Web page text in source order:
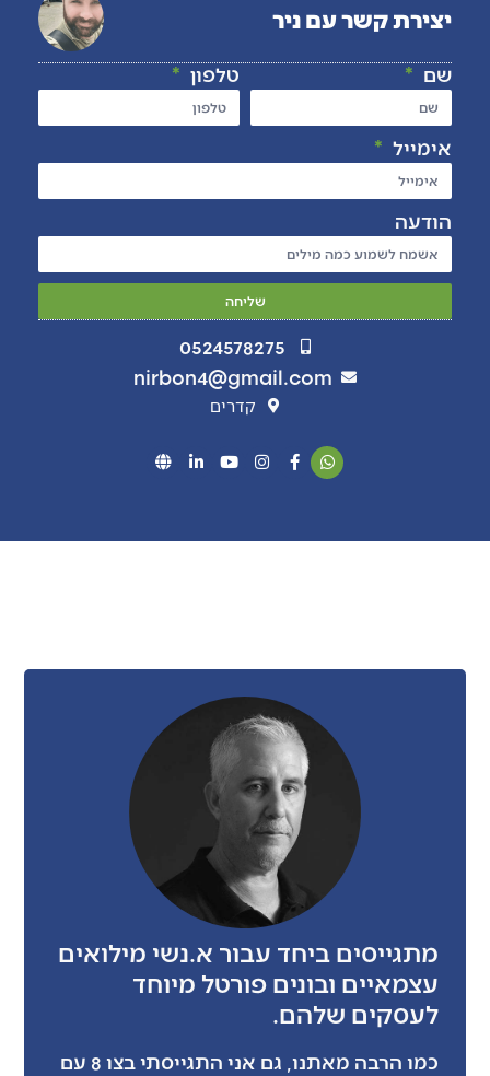
יצירת קשר עם ניר
שם טלפון
אימייל
הודעה
שליחה
0524578275
nirbon4@gmail.com
קדרים
מתגייסים ביחד עבור א.נשי מילואים
עצמאיים ובונים פורטל מיוחד
לעסקים שלהם.
כמו הרבה מאתנו, גם אני התגייסתי בצו 8 עם